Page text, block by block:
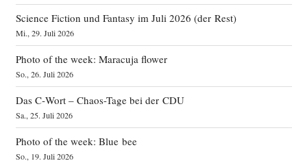
Science Fiction und Fantasy im Juli 2026 (der Rest)
Mi., 29. Juli 2026
Photo of the week: Maracuja flower
So., 26. Juli 2026
Das C‑Wort – Chaos-Tage bei der CDU
Sa., 25. Juli 2026
Photo of the week: Blue bee
So., 19. Juli 2026